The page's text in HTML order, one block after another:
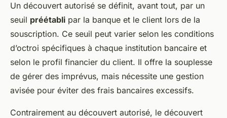
Un découvert autorisé se définit, avant tout, par un
seuil préétabli par la banque et le client lors de la
souscription. Ce seuil peut varier selon les conditions
d’octroi spécifiques à chaque institution bancaire et
selon le profil financier du client. Il offre la souplesse
de gérer des imprévus, mais nécessite une gestion
avisée pour éviter des frais bancaires excessifs.
Contrairement au découvert autorisé, le découvert